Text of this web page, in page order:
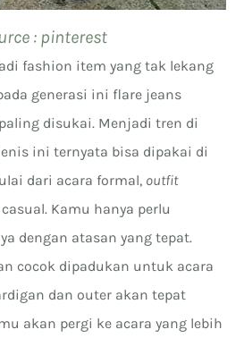
: pinterest
fashion item yang tak lekang
generasi ini flare jeans
disukai. Menjadi tren di
ini ternyata bisa dipakai di
dari acara formal, outfit
Kamu hanya perlu
dengan atasan yang tepat.
cocok dipadukan untuk acara
dan outer akan tepat
akan pergi ke acara yang lebih